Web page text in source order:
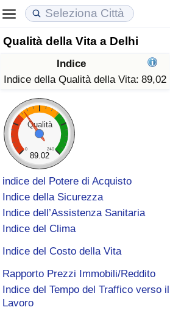
Qualità della Vita a Delhi
Indice
Indice della Qualità della Vita: 89,02
Qualità
0 240
89.02
indice del Potere di Acquisto
Indice della Sicurezza
Indice dell’Assistenza Sanitaria
Indice del Clima
Indice del Costo della Vita
Rapporto Prezzi Immobili/Reddito
Indice del Tempo del Traffico verso il
Lavoro
Costo della vita
Indice Del Costo Della Vita
Indice Del Costo Della Vita
Indice del Costo della Vita per
ad Aqaba
Prezzi degli immobili
Indice del Prezzo delle Case
Indice del Prezzo delle Case
Indice del Prezzo delle Case per
Qualità della Vita
Indice della Qualità della Vita
Indice della Qualità della Vita
Indice della qualità della vita per
Criminalità
Indice del Tasso di Criminalità
Indice della Criminalità
Assistenza Sanitaria